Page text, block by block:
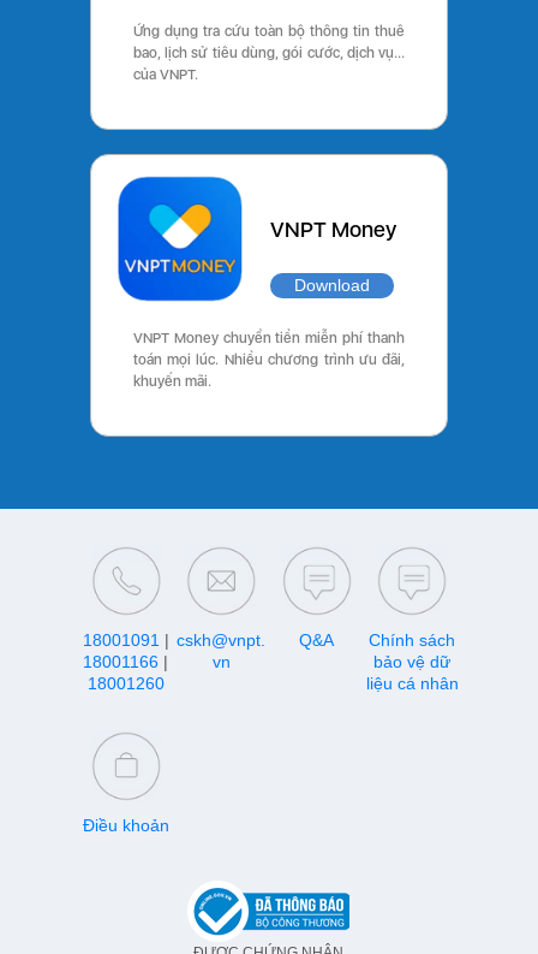
Ứng dụng tra cứu toàn bộ thông tin thuê
bao, lịch sử tiêu dùng, gói cước, dịch vụ…
của VNPT.
VNPT Money
Download
VNPT Money chuyển tiền miễn phí thanh
toán mọi lúc. Nhiều chương trình ưu đãi,
khuyến mãi.
18001091 |
18001166 |
18001260
cskh@vnpt.
vn
Q&A
Chính sách
bảo vệ dữ
liệu cá nhân
Điều khoản